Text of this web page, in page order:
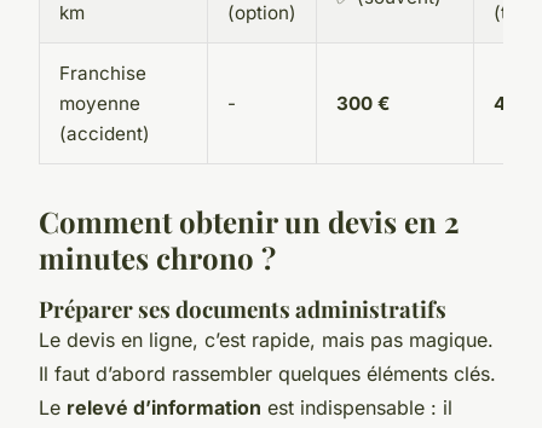
km
(option)
Franchise
moyenne
(accident)
- 300 € 400
Comment obtenir un devis en 2
minutes chrono ?
Préparer ses documents administratifs
Le devis en ligne, c’est rapide, mais pas magique.
Il faut d’abord rassembler quelques éléments clés.
Le relevé d’information est indispensable : il